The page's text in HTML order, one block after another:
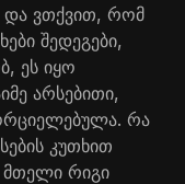
და ვთქვით, რომ
შედეგები,
ეს იყო
არსებითი,
რა
კუთხით
მთელი რიგი